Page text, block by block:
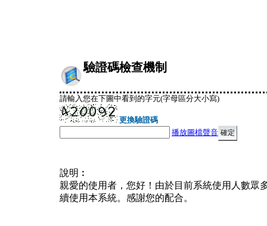
驗證碼檢查機制
請輸入您在下圖中看到的字元(字母區分大小寫)
更換驗證碼
播放圖檔聲音
說明︰
親愛的使用者，您好！由於目前系統使用人數眾
續使用本系統。感謝您的配合。